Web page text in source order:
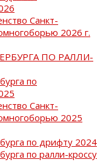
Санкт-
2026 г.
ПО РАЛЛИ-
по
Санкт-
2025
по дрифту 2024
по ралли-кроссу